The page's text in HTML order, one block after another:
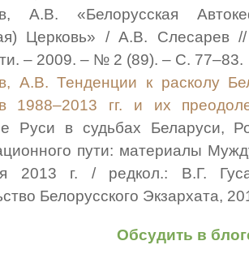
А.В. «Белорусская
Церковь» / А.В. Слесарев
– 2009. – № 2 (89). – С. 77–83.
А.В. Тенденции к расколу
1988–2013 гг. и их
Руси в судьбах Беларуси,
пути: материалы
2013 г. / редкол.: В.Г.
Белорусского Экзархата,
Обсудить в